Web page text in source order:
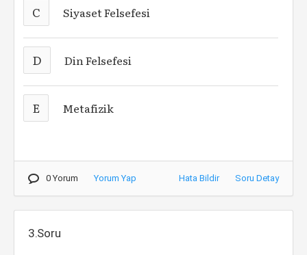
C Siyaset Felsefesi
D Din Felsefesi
E Metafizik
0 Yorum Yorum Yap Hata Bildir Soru Detay
3.Soru